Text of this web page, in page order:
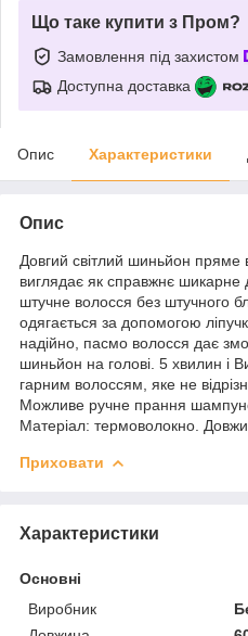
Що таке купити з Пром?
Замовлення під захистом
Доступна доставка
Опис Характеристики
Опис
Довгий світлий шиньйон пряме
виглядає як справжнє шикарне
штучне волосся без штучного
одягається за допомогою
надійно, пасмо волосся дає
шиньйон на голові. 5 хвилин і
гарним волоссям, яке не
Можливе ручне прання
Матеріал: термоволокно.
Приховати
Характеристики
Основні
Виробник